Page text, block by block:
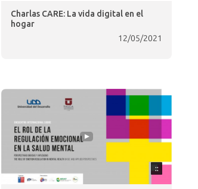
Charlas CARE: La vida digital en el
hogar
12/05/2021
::